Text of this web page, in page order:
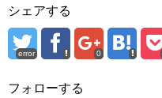
シェアする
error 0
フォローする